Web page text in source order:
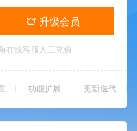
升级会员
在线客服人工充值
功能扩展 更新迭代